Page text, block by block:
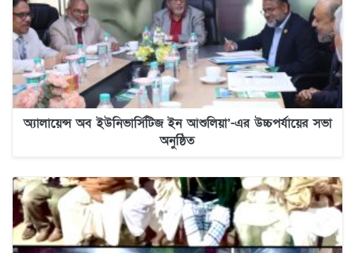
অ্যালায়েন্স অব ইউনিভার্সিটিজ ইন আশুলিয়া’-এর উচ্চপর্যায়ের সভা
অনুষ্ঠিত